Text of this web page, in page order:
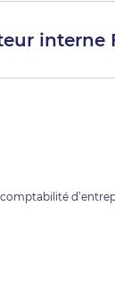
interne